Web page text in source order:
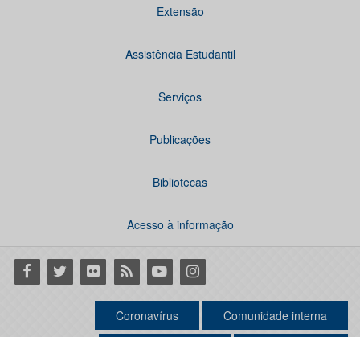
Extensão
Assistência Estudantil
Serviços
Publicações
Bibliotecas
Acesso à informação
Facebook
Twitter Flickr RSS YoutubeInstagram
Coronavírus Comunidade interna